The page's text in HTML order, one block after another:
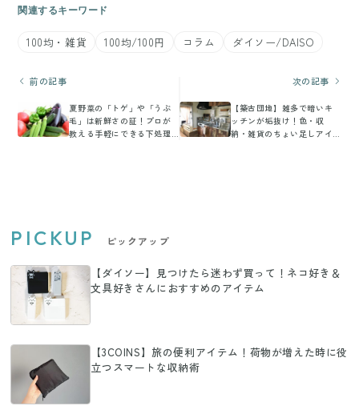
関連するキーワード
100均・雑貨 100均/100円 コラム ダイソー/DAISO
前の記事
夏野菜の「トゲ」や「うぶ
毛」は新鮮さの証！プロが
教える手軽にできる下処理
次の記事
【築古団地】雑多で暗いキ
ッチンが垢抜け！色・収
納・雑貨のちょい足しアイ
PICKUP ピックアップ
【ダイソー】見つけたら迷わず買って！ネコ好き＆
文具好きさんにおすすめのアイテム
【3COINS】旅の便利アイテム！荷物が増えた時に役
立つスマートな収納術